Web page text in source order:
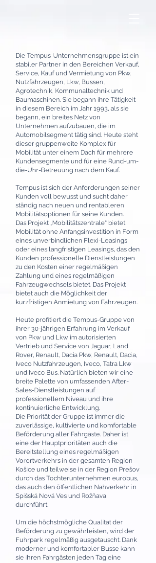
Die Tempus-Unternehmensgruppe ist ein
stabiler Partner in den Bereichen Verkauf,
Service, Kauf und Vermietung von Pkw,
Nutzfahrzeugen, Lkw, Bussen,
Agrotechnik, Kommunaltechnik und
Baumaschinen. Sie begann ihre Tätigkeit
in diesem Bereich im Jahr 1993, als sie
begann, ein breites Netz von
Unternehmen aufzubauen, die im
Automobilsegment tätig sind. Heute steht
dieser gruppenweite Komplex für
Mobilität unter einem Dach für mehrere
Kundensegmente und für eine Rund-um-
die-Uhr-Betreuung nach dem Kauf.
Tempus ist sich der Anforderungen seiner
Kunden voll bewusst und sucht daher
ständig nach neuen und rentableren
Mobilitätsoptionen für seine Kunden.
Das Projekt „Mobilitätszentrale“ bietet
Mobilität ohne Anfangsinvestition in Form
eines unverbindlichen Flexi-Leasings
oder eines langfristigen Leasings, das den
Kunden professionelle Dienstleistungen
zu den Kosten einer regelmäßigen
Zahlung und eines regelmäßigen
Fahrzeugwechsels bietet. Das Projekt
bietet auch die Möglichkeit der
kurzfristigen Anmietung von Fahrzeugen.
Heute profitiert die Tempus-Gruppe von
ihrer 30-jährigen Erfahrung im Verkauf
von Pkw und Lkw im autorisierten
Vertrieb und Service von Jaguar, Land
Rover, Renault, Dacia Pkw, Renault, Dacia,
Iveco Nutzfahrzeugen, Iveco, Tatra Lkw
und Iveco Bus. Natürlich bieten wir eine
breite Palette von umfassenden After-
Sales-Dienstleistungen auf
professionellem Niveau und ihre
kontinuierliche Entwicklung.
Die Priorität der Gruppe ist immer die
zuverlässige, kultivierte und komfortable
Beförderung aller Fahrgäste. Daher ist
eine der Hauptprioritäten auch die
Bereitstellung eines regelmäßigen
Vorortverkehrs in der gesamten Region
Košice und teilweise in der Region Prešov
durch das Tochterunternehmen eurobus,
das auch den öffentlichen Nahverkehr in
Spišská Nová Ves und Rožňava
durchführt.
Um die höchstmögliche Qualität der
Beförderung zu gewährleisten, wird der
Fuhrpark regelmäßig ausgetauscht. Dank
moderner und komfortabler Busse kann
sie ihren Fahrgästen jeden Tag eine